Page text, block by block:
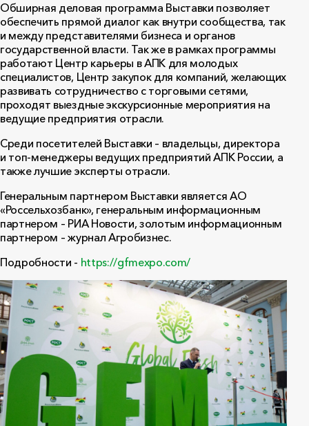
Обширная деловая программа Выставки позволяет
обеспечить прямой диалог как внутри сообщества, так
и между представителями бизнеса и органов
государственной власти. Так же в рамках программы
работают Центр карьеры в АПК для молодых
специалистов, Центр закупок для компаний, желающих
развивать сотрудничество с торговыми сетями,
проходят выездные экскурсионные мероприятия на
ведущие предприятия отрасли.
Среди посетителей Выставки – владельцы, директора
и топ-менеджеры ведущих предприятий АПК России, а
также лучшие эксперты отрасли.
Генеральным партнером Выставки является АО
«Россельхозбанк», генеральным информационным
партнером – РИА Новости, золотым информационным
партнером – журнал Агробизнес.
Подробности - https://gfmexpo.com/